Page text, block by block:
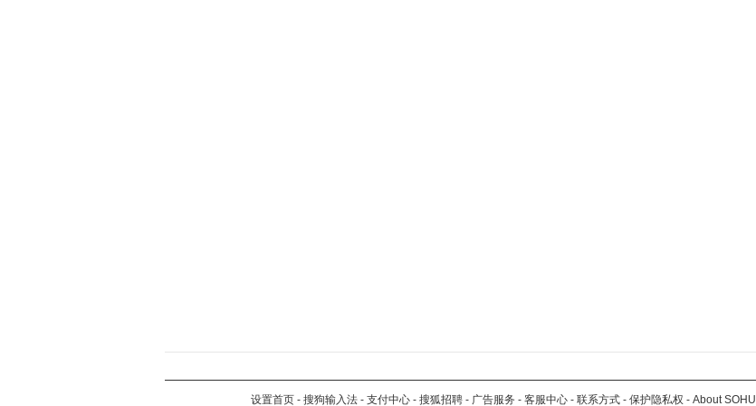
设置首页 - 搜狗输入法 - 支付中心 - 搜狐招聘 - 广告服务 - 客服中心 - 联系方式 - 保护隐私权 - About SOHU